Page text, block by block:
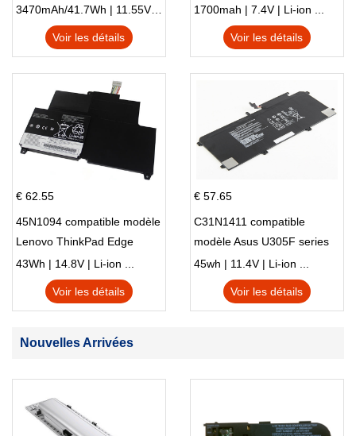
3470mAh/41.7Wh | 11.55V | Li-ion ...
Voir les détails
IC-F61 IC-M87
1700mah | 7.4V | Li-ion ...
Voir les détails
€ 62.55
45N1094 compatible modèle
Lenovo ThinkPad Edge
S230u Twist
43Wh | 14.8V | Li-ion ...
Voir les détails
€ 57.65
C31N1411 compatible
modèle Asus U305F series
45wh | 11.4V | Li-ion ...
Voir les détails
Nouvelles Arrivées